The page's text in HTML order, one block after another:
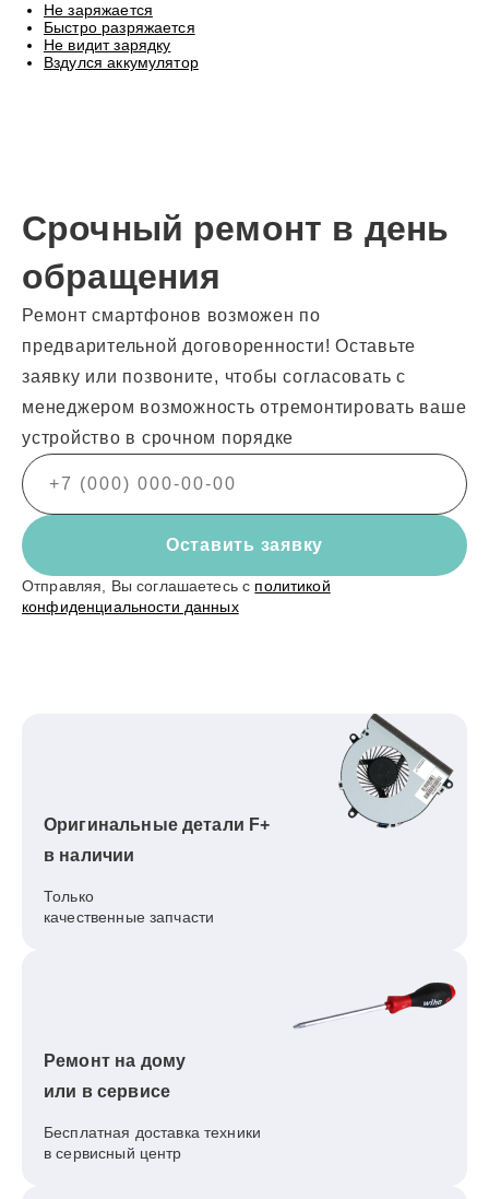
Не заряжается
Быстро разряжается
Не видит зарядку
Вздулся аккумулятор
Срочный ремонт в день
обращения
Ремонт смартфонов возможен по
предварительной договоренности! Оставьте
заявку или позвоните, чтобы согласовать с
менеджером возможность отремонтировать ваше
устройство в срочном порядке
Оставить заявку
Отправляя, Вы соглашаетесь с политикой
конфиденциальности данных
Оригинальные детали F+
в наличии
Только
качественные запчасти
Ремонт на дому
или в сервисе
Бесплатная доставка техники
в сервисный центр